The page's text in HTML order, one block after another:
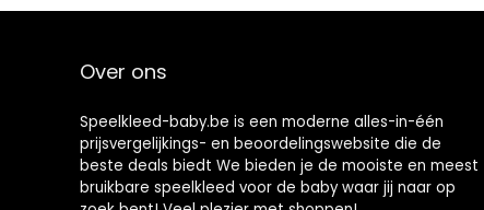
Over ons
Speelkleed-baby.be is een moderne alles-in-één
prijsvergelijkings- en beoordelingswebsite die de
beste deals biedt We bieden je de mooiste en meest
bruikbare speelkleed voor de baby waar jij naar op